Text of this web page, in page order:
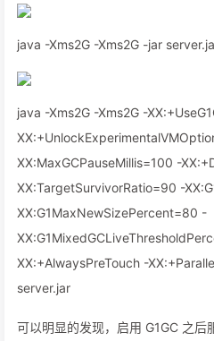
java -Xms2G -Xms2G -jar
java -Xms2G -Xms2G -
XX:MaxGCPauseMillis=100 -
XX:TargetSurvivorRatio=90 -
XX:G1MaxNewSizePercent=80 -
XX:+AlwaysPreTouch -
server.jar
可以明显的发现，启用 G1GC 之后